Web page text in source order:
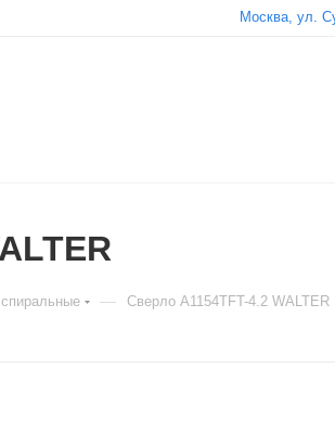
Москва, ул.
— Сверло A1154TFT-4.2 WALTER